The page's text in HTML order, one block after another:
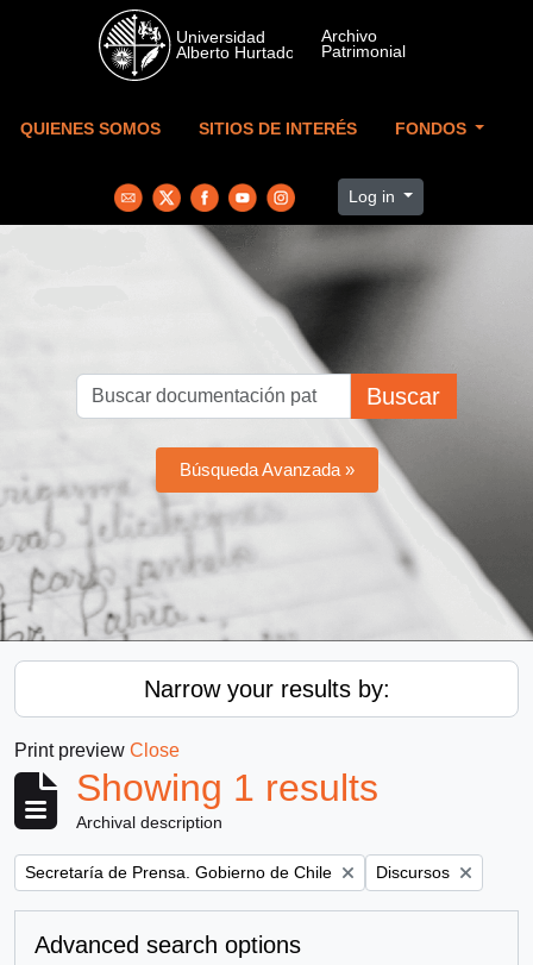
Skip to main content
QUIENES SOMOS SITIOS DE INTERÉS FONDOS
Log in
Buscar
Búsqueda Avanzada »
Narrow your results by:
Print preview Close
Showing 1 results
Archival description
Remove filter:
Secretaría de Prensa. Gobierno de Chile Remove filter:
Discursos
Advanced search options